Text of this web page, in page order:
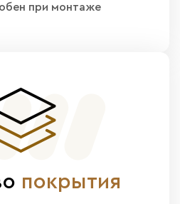
при монтаже
покрытия